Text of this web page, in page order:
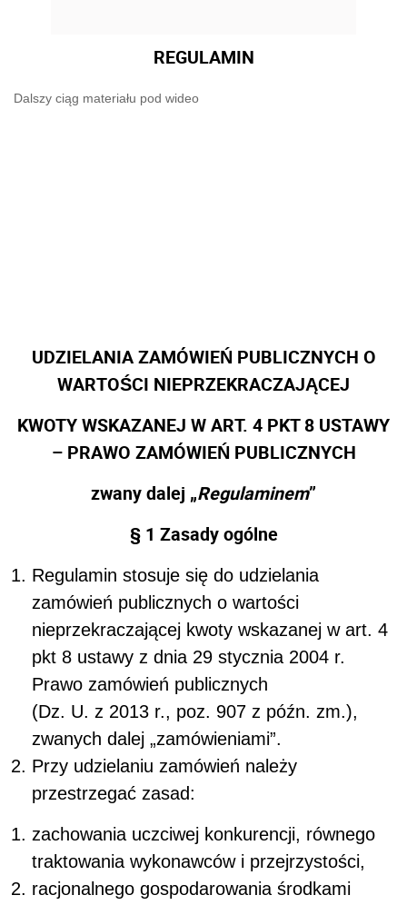
REGULAMIN
Dalszy ciąg materiału pod wideo
UDZIELANIA ZAMÓWIEŃ PUBLICZNYCH O
WARTOŚCI NIEPRZEKRACZAJĄCEJ
KWOTY WSKAZANEJ W ART. 4 PKT 8 USTAWY
– PRAWO ZAMÓWIEŃ PUBLICZNYCH
zwany dalej „Regulaminem”
§ 1 Zasady ogólne
Regulamin stosuje się do udzielania
zamówień publicznych o wartości
nieprzekraczającej kwoty wskazanej w art. 4
pkt 8 ustawy z dnia 29 stycznia 2004 r.
Prawo zamówień publicznych
(Dz. U. z 2013 r., poz. 907 z późn. zm.),
zwanych dalej „zamówieniami”.
Przy udzielaniu zamówień należy
przestrzegać zasad:
zachowania uczciwej konkurencji, równego
traktowania wykonawców i przejrzystości,
racjonalnego gospodarowania środkami